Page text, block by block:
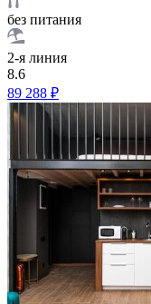
без питания
2-я линия
8.6
89 288 ₽